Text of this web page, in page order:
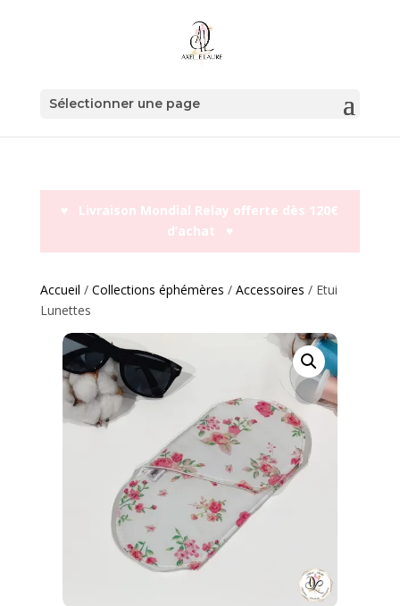
Sélectionner une page
♥︎ Livraison Mondial Relay offerte dès 120€
d’achat ♥︎
Accueil / Collections éphémères / Accessoires / Etui
Lunettes